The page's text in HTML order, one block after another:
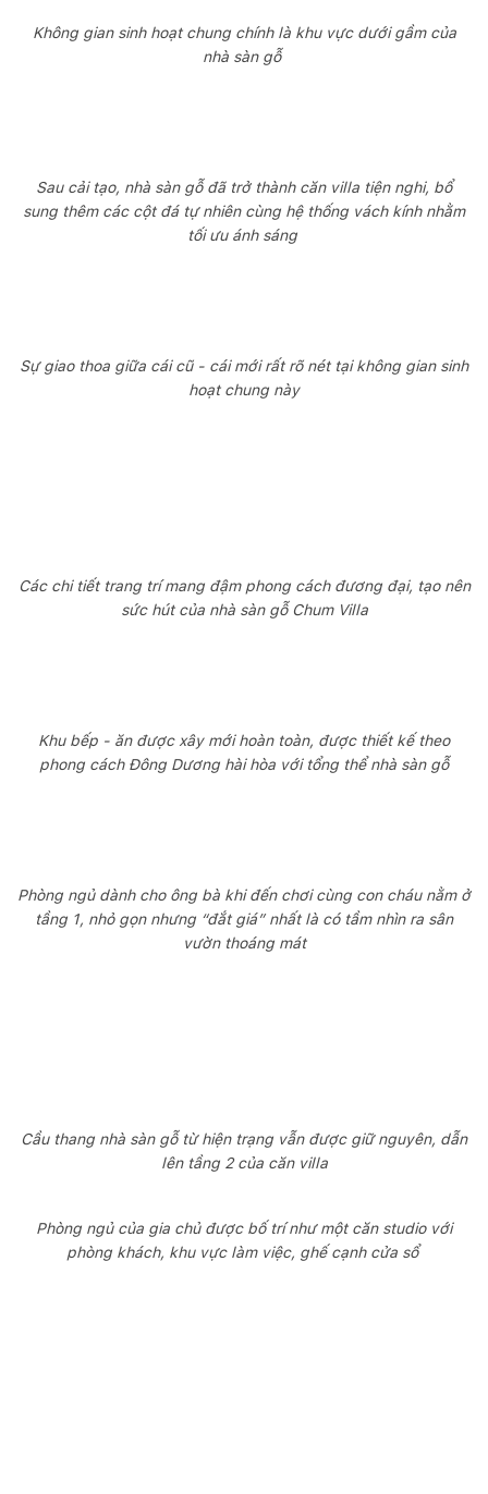
Không gian sinh hoạt chung chính là khu vực dưới gầm của
nhà sàn gỗ
Sau cải tạo, nhà sàn gỗ đã trở thành căn villa tiện nghi, bổ
sung thêm các cột đá tự nhiên cùng hệ thống vách kính nhằm
tối ưu ánh sáng
Sự giao thoa giữa cái cũ - cái mới rất rõ nét tại không gian sinh
hoạt chung này
Các chi tiết trang trí mang đậm phong cách đương đại, tạo nên
sức hút của nhà sàn gỗ Chum Villa
Khu bếp - ăn được xây mới hoàn toàn, được thiết kế theo
phong cách Đông Dương hài hòa với tổng thể nhà sàn gỗ
Phòng ngủ dành cho ông bà khi đến chơi cùng con cháu nằm ở
tầng 1, nhỏ gọn nhưng “đắt giá” nhất là có tầm nhìn ra sân
vườn thoáng mát
Cầu thang nhà sàn gỗ từ hiện trạng vẫn được giữ nguyên, dẫn
lên tầng 2 của căn villa
Phòng ngủ của gia chủ được bố trí như một căn studio với
phòng khách, khu vực làm việc, ghế cạnh cửa sổ